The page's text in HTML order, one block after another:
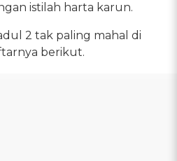
istilah harta karun.
2 tak paling mahal di
berikut.